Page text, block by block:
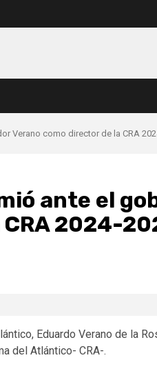
Verano como director de la CRA
ante el
2024-
Eduardo Verano de la
del Atlántico- CRA-.